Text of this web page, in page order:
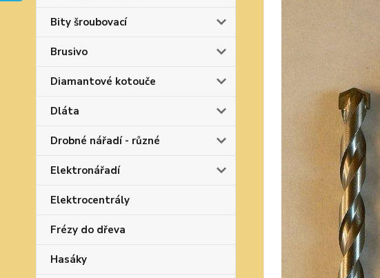
Bity šroubovací
Brusivo
Diamantové kotouče
Dláta
Drobné nářadí - různé
Elektronářadí
Elektrocentrály
Frézy do dřeva
Hasáky